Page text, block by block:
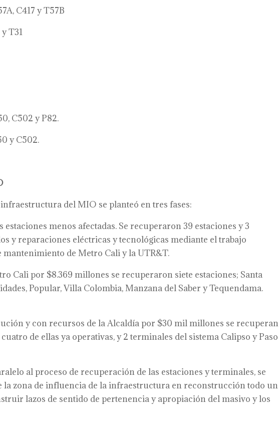
C417 y T57B
T31
C502 y P82.
y C502.
del MIO se planteó en tres fases:
estaciones menos afectadas. Se recuperaron 39 estaciones y 3
y reparaciones eléctricas y tecnológicas mediante el trabajo
de Metro Cali y la UTR&T.
Cali por $8.369 millones se recuperaron siete estaciones; Santa
Popular, Villa Colombia, Manzana del Saber y Tequendama.
y con recursos de la Alcaldía por $30 mil millones se recuperan
de ellas ya operativas, y 2 terminales del sistema Calipso y Paso
al proceso de recuperación de las estaciones y terminales, se
la zona de influencia de la infraestructura en reconstrucción todo un
lazos de sentido de pertenencia y apropiación del masivo y los